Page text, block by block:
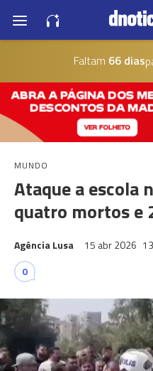
Faltam 66 dias
MUNDO
Ataque a escola
quatro mortos e
Agência Lusa 15 abr 2026
0